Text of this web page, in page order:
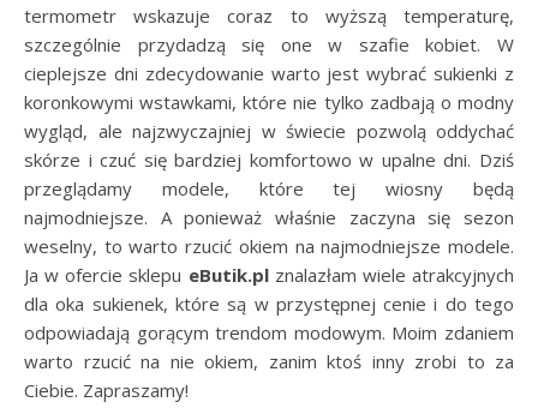
termometr wskazuje coraz to wyższą temperaturę,
szczególnie przydadzą się one w szafie kobiet. W
cieplejsze dni zdecydowanie warto jest wybrać sukienki z
koronkowymi wstawkami, które nie tylko zadbają o modny
wygląd, ale najzwyczajniej w świecie pozwolą oddychać
skórze i czuć się bardziej komfortowo w upalne dni. Dziś
przeglądamy modele, które tej wiosny będą
najmodniejsze. A ponieważ właśnie zaczyna się sezon
weselny, to warto rzucić okiem na najmodniejsze modele.
Ja w ofercie sklepu eButik.plznalazłam wiele atrakcyjnych
dla oka sukienek, które są w przystępnej cenie i do tego
odpowiadają gorącym trendom modowym. Moim zdaniem
warto rzucić na nie okiem, zanim ktoś inny zrobi to za
Ciebie. Zapraszamy!